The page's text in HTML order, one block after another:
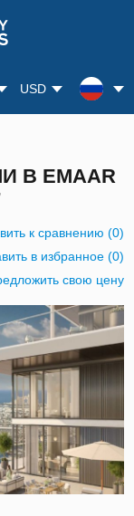
USD
В EMAAR
к сравнению (0)
в избранное(0)
свою цену